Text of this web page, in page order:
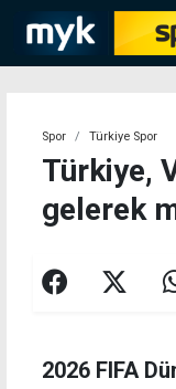
Spor Türkiye Spor
Türkiye,
gelerek
2026 FIFA